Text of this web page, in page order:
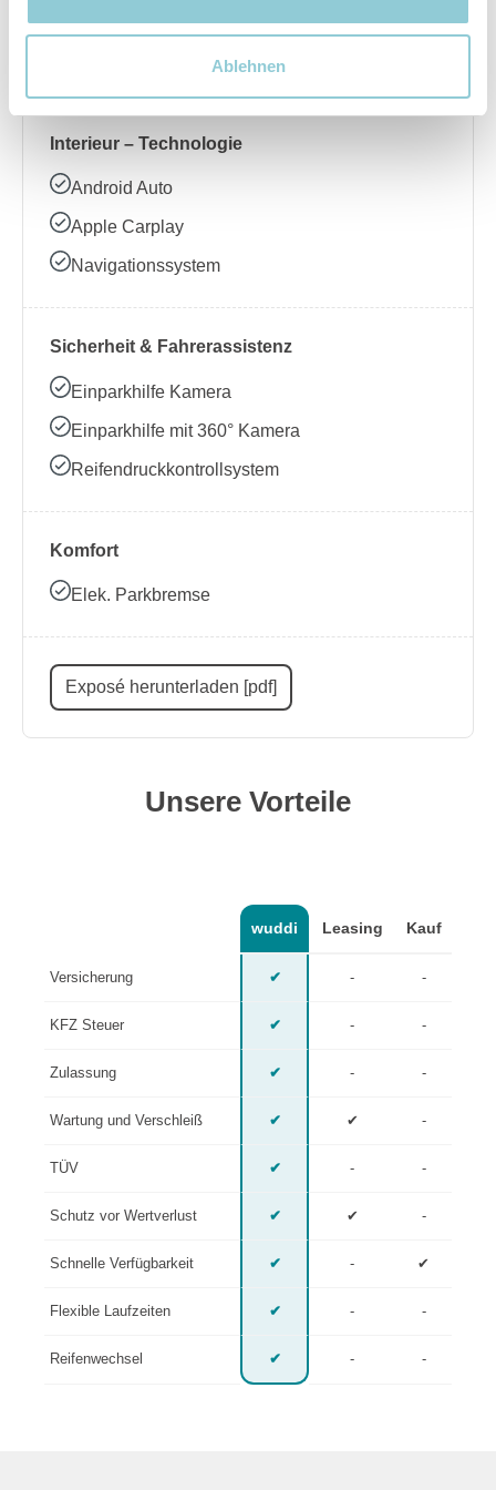
Ablehnen
Beheizbares Lenkrad
Interieur – Technologie
Android Auto
Apple Carplay
Navigationssystem
Sicherheit & Fahrerassistenz
Einparkhilfe Kamera
Einparkhilfe mit 360° Kamera
Reifendruckkontrollsystem
Komfort
Elek. Parkbremse
Exposé herunterladen [pdf]
Unsere Vorteile
wuddi Leasing Kauf
Versicherung ✔ - -
KFZ Steuer ✔ - -
Zulassung ✔ - -
Wartung und Verschleiß ✔ ✔ -
TÜV ✔ - -
Schutz vor Wertverlust ✔ ✔ -
Schnelle Verfügbarkeit ✔ - ✔
Flexible Laufzeiten ✔ - -
Reifenwechsel ✔ - -